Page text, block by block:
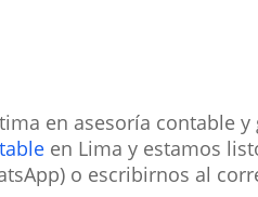
en asesoría contable
en Lima y estamos
o escribirnos al